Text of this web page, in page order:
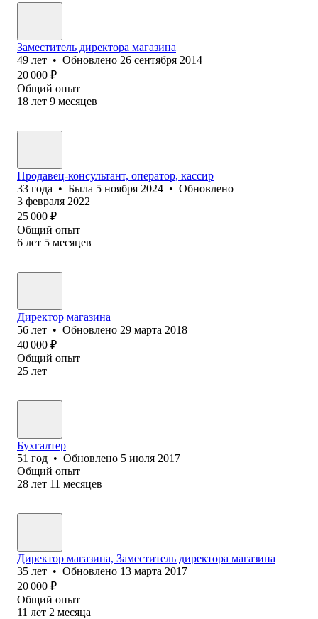
Заместитель директора магазина
49 лет • Обновлено 26 сентября 2014
20 000 ₽
Общий опыт
18 лет 9 месяцев
Продавец-консультант, оператор, кассир
33 года • Была 5 ноября 2024 • Обновлено
3 февраля 2022
25 000 ₽
Общий опыт
6 лет 5 месяцев
Директор магазина
56 лет • Обновлено 29 марта 2018
40 000 ₽
Общий опыт
25 лет
Бухгалтер
51 год • Обновлено 5 июля 2017
Общий опыт
28 лет 11 месяцев
Директор магазина, Заместитель директора магазина
35 лет • Обновлено 13 марта 2017
20 000 ₽
Общий опыт
11 лет 2 месяца